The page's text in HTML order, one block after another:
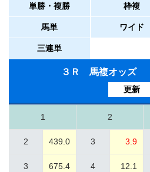
単勝・複勝 枠複
馬単 ワイド
三連単
３Ｒ 馬複オッズ
更新
1 2
2 439.0 3 3.9
3 675.4 4 12.1